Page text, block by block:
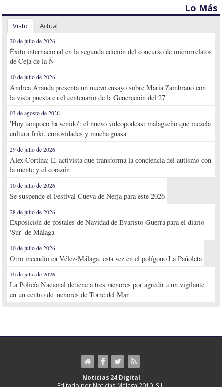
Lo Más
Visto Actual
20 de julio de 2026
Éxito internacional en la segunda edición del concurso de microrrelatos
de Ceja de la Ñ
10 de julio de 2026
Andrea Aranda presenta un nuevo ensayo sobre María Zambrano con
la vista puesta en el centenario de la Generación del 27
03 de agosto de 2026
'Hoy tampoco ha venido': el nuevo videopodcast malagueño que mezcla
cultura friki, curiosidades y mucha guasa
29 de julio de 2026
Alex Cortina: El activista que transforma la conciencia del autismo con
la mente y el corazón
10 de julio de 2026
Se suspende el Festival Cueva de Nerja para este 2026
28 de julio de 2026
Exposición de postales de Navidad de Evaristo Guerra para el diario
'Sur' de Málaga
10 de julio de 2026
Otro incendio en Vélez-Málaga, esta vez en el polígono La Pañoleta
10 de julio de 2026
La Policía Nacional detiene a tres menores por agredir a un vigilante
en un centro de menores de Torre del Mar
Noticias 24 Digital
Editado por Noticias Málaga 2010, S.L.